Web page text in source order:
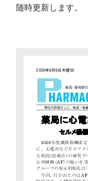
随時更新します。